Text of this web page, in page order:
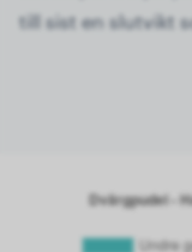
till sist en slutvikt